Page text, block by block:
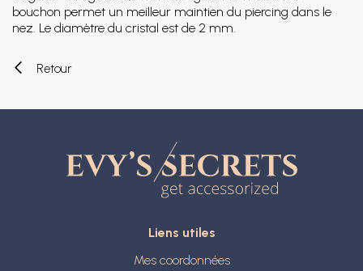
bouchon permet un meilleur maintien du piercing dans le
nez. Le diamètre du cristal est de 2 mm.
Retour
Liens utiles
Mes coordonnées